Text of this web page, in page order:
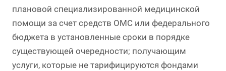
плановой специализированной медицинской
помощи за счет средств ОМС или федерального
бюджета в установленные сроки в порядке
существующей очередности; получающим
услуги, которые не тарифицируются фондами